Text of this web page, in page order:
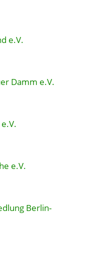
e.V.
Damm e.V.
e.V.
Berlin-